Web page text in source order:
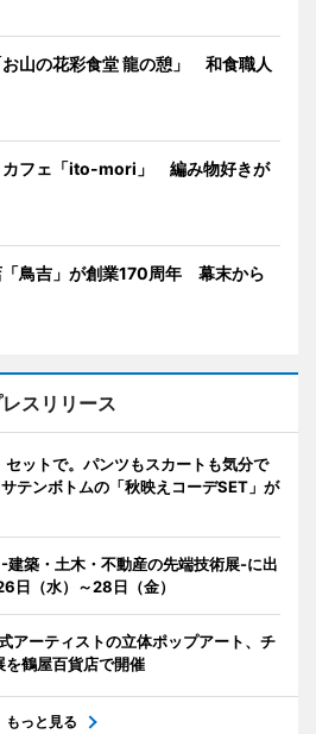
山の花彩食堂 龍の憩」 和食職人
カフェ「ito-mori」 編み物好きが
「鳥吉」が創業170周年 幕末から
スリリース
ットで。パンツもスカートも気分で
テンボトムの「秋映えコーデSET」が
築・土木・不動産の先端技術展-に出
日（水）～28日（金）
アーティストの立体ポップアート、チ
を鶴屋百貨店で開催
もっと見る